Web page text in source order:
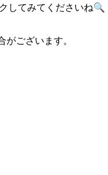
してみてくださいね🔍
ございます。